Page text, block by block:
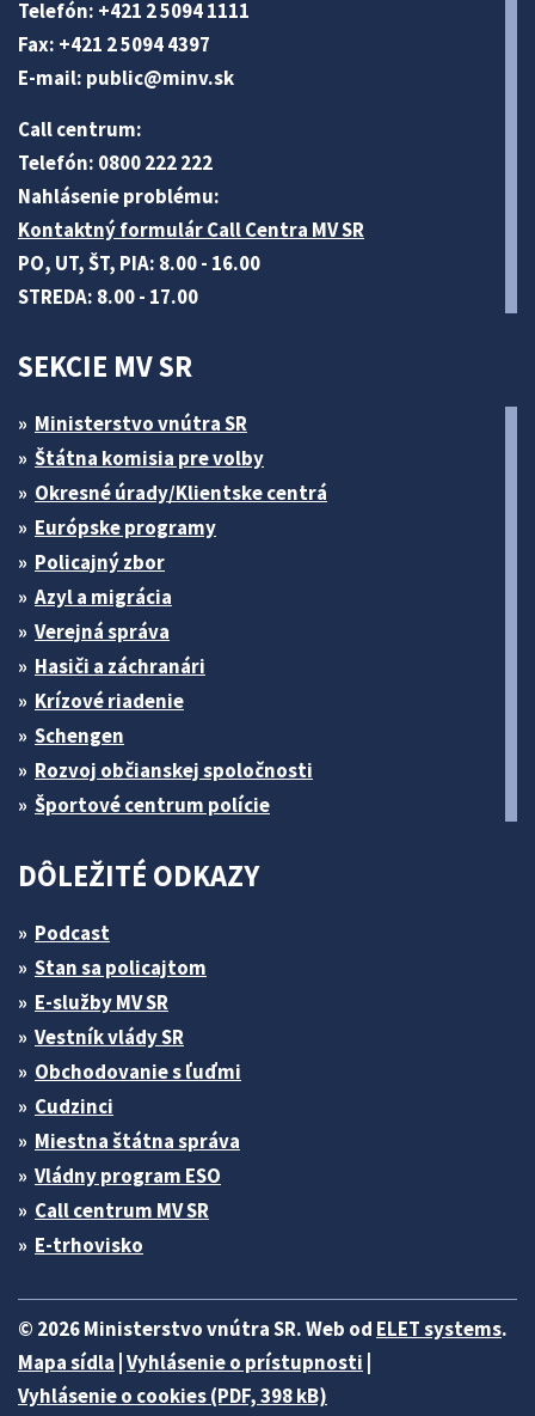
Telefón: +421 2 5094 1111
Fax: +421 2 5094 4397
E-mail: public@minv.sk
Call centrum:
Telefón: 0800 222 222
Nahlásenie problému:
Kontaktný formulár Call Centra MV SR
PO, UT, ŠT, PIA: 8.00 - 16.00
STREDA: 8.00 - 17.00
SEKCIE MV SR
Ministerstvo vnútra SR
Štátna komisia pre volby
Okresné úrady/Klientske centrá
Európske programy
Policajný zbor
Azyl a migrácia
Verejná správa
Hasiči a záchranári
Krízové riadenie
Schengen
Rozvoj občianskej spoločnosti
Športové centrum polície
DÔLEŽITÉ ODKAZY
Podcast
Stan sa policajtom
E-služby MV SR
Vestník vlády SR
Obchodovanie s ľuďmi
Cudzinci
Miestna štátna správa
Vládny program ESO
Call centrum MV SR
E-trhovisko
© 2026 Ministerstvo vnútra SR. Web od ELET systems.
Mapa sídla Vyhlásenie o prístupnosti
Vyhlásenie o cookies (PDF, 398 kB)